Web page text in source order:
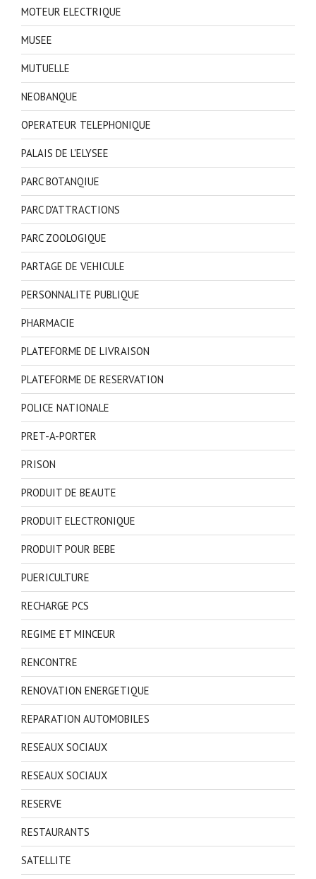
MOTEUR ELECTRIQUE
MUSEE
MUTUELLE
NEOBANQUE
OPERATEUR TELEPHONIQUE
PALAIS DE L'ELYSEE
PARC BOTANQIUE
PARC D'ATTRACTIONS
PARC ZOOLOGIQUE
PARTAGE DE VEHICULE
PERSONNALITE PUBLIQUE
PHARMACIE
PLATEFORME DE LIVRAISON
PLATEFORME DE RESERVATION
POLICE NATIONALE
PRET-A-PORTER
PRISON
PRODUIT DE BEAUTE
PRODUIT ELECTRONIQUE
PRODUIT POUR BEBE
PUERICULTURE
RECHARGE PCS
REGIME ET MINCEUR
RENCONTRE
RENOVATION ENERGETIQUE
REPARATION AUTOMOBILES
RESEAUX SOCIAUX
RESEAUX SOCIAUX
RESERVE
RESTAURANTS
SATELLITE